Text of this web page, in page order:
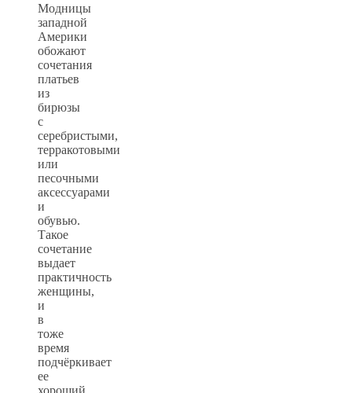
Модницы
западной
Америки
обожают
сочетания
платьев
из
бирюзы
с
серебристыми,
терракотовыми
или
песочными
аксессуарами
и
обувью.
Такое
сочетание
выдает
практичность
женщины,
и
в
тоже
время
подчёркивает
ее
хороший